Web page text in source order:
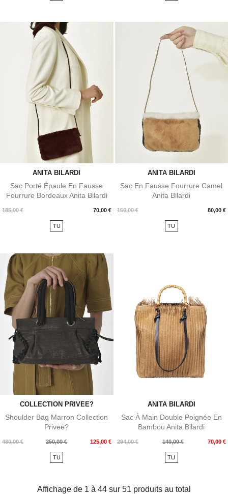
ANITA BILARDI
Sac Porté Épaule En Fausse
Fourrure Bordeaux Anita Bilardi
185,00 € 70,00 €
Prix
TU
ANITA BILARDI
Sac En Fausse Fourrure Camel
Anita Bilardi
156,00 € 80,00 €
Prix
TU
COLLECTION PRIVEE?
Shoulder Bag Marron Collection
Privee?
480,00 €
Prix
250,00 € 125,00 €
Prix
TU
ANITA BILARDI
Sac À Main Double Poignée En
Bambou Anita Bilardi
294,00 €
Prix
140,00 € 70,00 €
Prix
TU
Affichage de 1 à 44 sur 51 produits au total